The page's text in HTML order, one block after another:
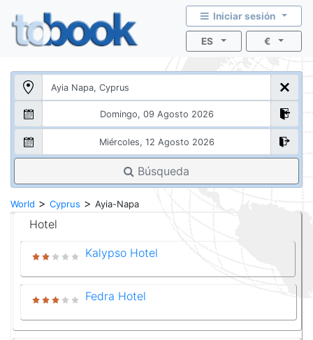
Iniciar sesión
ES €
Búsqueda
World > Cyprus > Ayia-Napa
Hotel
Kalypso Hotel
Fedra Hotel